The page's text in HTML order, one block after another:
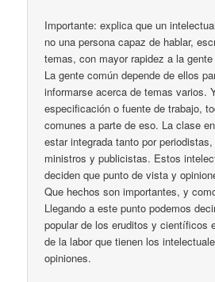
Importante: explica que un
no una persona capaz de hablar,
temas, con mayor rapidez a la
La gente común depende de ellos
informarse acerca de temas varios.
especificación o fuente de trabajo,
comunes a parte de eso. La clase
estar integrada tanto por
ministros y publicistas. Estos
deciden que punto de vista y
Que hechos son importantes, y
Llegando a este punto podemos
popular de los eruditos y científicos
de la labor que tienen los
opiniones.